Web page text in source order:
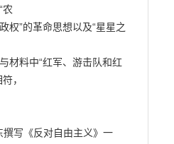
农
权”的革命思想以及“星星之
材料中“红军、游击队和红
，
写《反对自由主义》一